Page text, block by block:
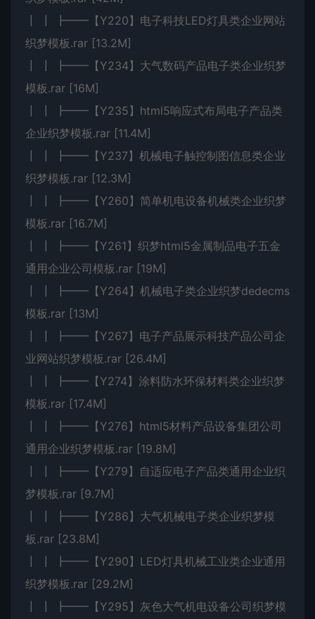
┃ ┃ ┣━━【Y220】电子科技LED灯具类企业网站
织梦模板.rar [13.2M]
┃ ┃ ┣━━【Y234】大气数码产品电子类企业织梦
模板.rar [16M]
┃ ┃ ┣━━【Y235】html5响应式布局电子产品类
企业织梦模板.rar [11.4M]
┃ ┃ ┣━━【Y237】机械电子触控制图信息类企业
织梦模板.rar [12.3M]
┃ ┃ ┣━━【Y260】简单机电设备机械类企业织梦
模板.rar [16.7M]
┃ ┃ ┣━━【Y261】织梦html5金属制品电子五金
通用企业公司模板.rar [19M]
┃ ┃ ┣━━【Y264】机械电子类企业织梦dedecms
模板.rar [13M]
┃ ┃ ┣━━【Y267】电子产品展示科技产品公司企
业网站织梦模板.rar [26.4M]
┃ ┃ ┣━━【Y274】涂料防水环保材料类企业织梦
模板.rar [17.4M]
┃ ┃ ┣━━【Y276】html5材料产品设备集团公司
通用企业织梦模板.rar [19.8M]
┃ ┃ ┣━━【Y279】自适应电子产品类通用企业织
梦模板.rar [9.7M]
┃ ┃ ┣━━【Y286】大气机械电子类企业织梦模
板.rar [23.8M]
┃ ┃ ┣━━【Y290】LED灯具机械工业类企业通用
织梦模板.rar [29.2M]
┃ ┃ ┣━━【Y295】灰色大气机电设备公司织梦模